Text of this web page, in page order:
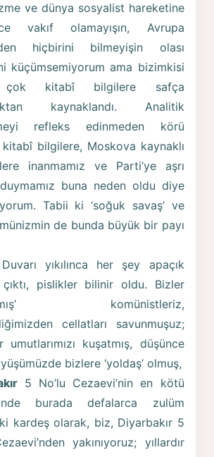
ve dünya sosyalist hareketine
vakıf olamayışın, Avrupa
hiçbirini bilmeyişin olası
küçümsemiyorum ama bizimkisi
çok kitabî bilgilere safça
kaynaklandı. Analitik
refleks edinmeden körü
bilgilere, Moskova kaynaklı
inanmamız ve Parti’ye aşrı
buna neden oldu diye
Tabii ki ‘soğuk savaş’ ve
de bunda büyük bir payı
Duvarı yıkılınca her şey apaçık
pislikler bilinir oldu. Bizler
komünistleriz,
cellatları savunmuşuz;
umutlarımızı kuşatmış, düşünce
bizlere ‘yoldaş’ olmuş,
5 No’lu Cezaevi’nin en kötü
burada defalarca zulüm
kardeş olarak, biz, Diyarbakır 5
yakınıyoruz; yıllardır